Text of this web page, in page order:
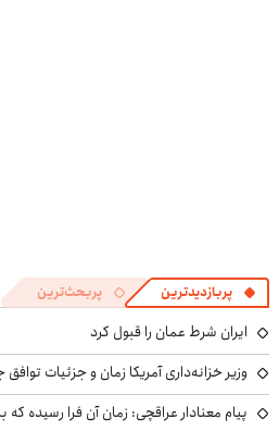
پربازدیدترین پربحث‌ترین
ایران شرط عمان را قبول کرد
وزیر خزانه‌داری آمریکا زمان و جزئیات توافق
پیام معنادار عراقچی: زمان آن فرا رسیده که